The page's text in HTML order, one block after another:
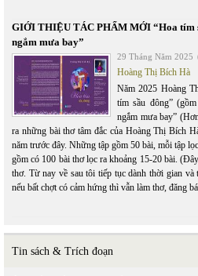
GIỚI THIỆU TÁC PHẨM MỚI “Hoa tím
ngắm mưa bay”
29 Tháng Năm 2025
Hoàng Thị Bích Hà
Năm 2025 Hoàng
tím sầu đông”
ngắm mưa bay”
ra những bài thơ tâm đắc của Hoàng Thị Bích
năm trước đây. Những tập gồm 50 bài, mỗi tập
gồm có 100 bài thơ lọc ra khoảng 15-20 bài.
thơ. Từ nay về sau tôi tiếp tục dành thời gian
nếu bất chợt có cảm hứng thì vẫn làm thơ, đăng
Tin sách & Trích đoạn